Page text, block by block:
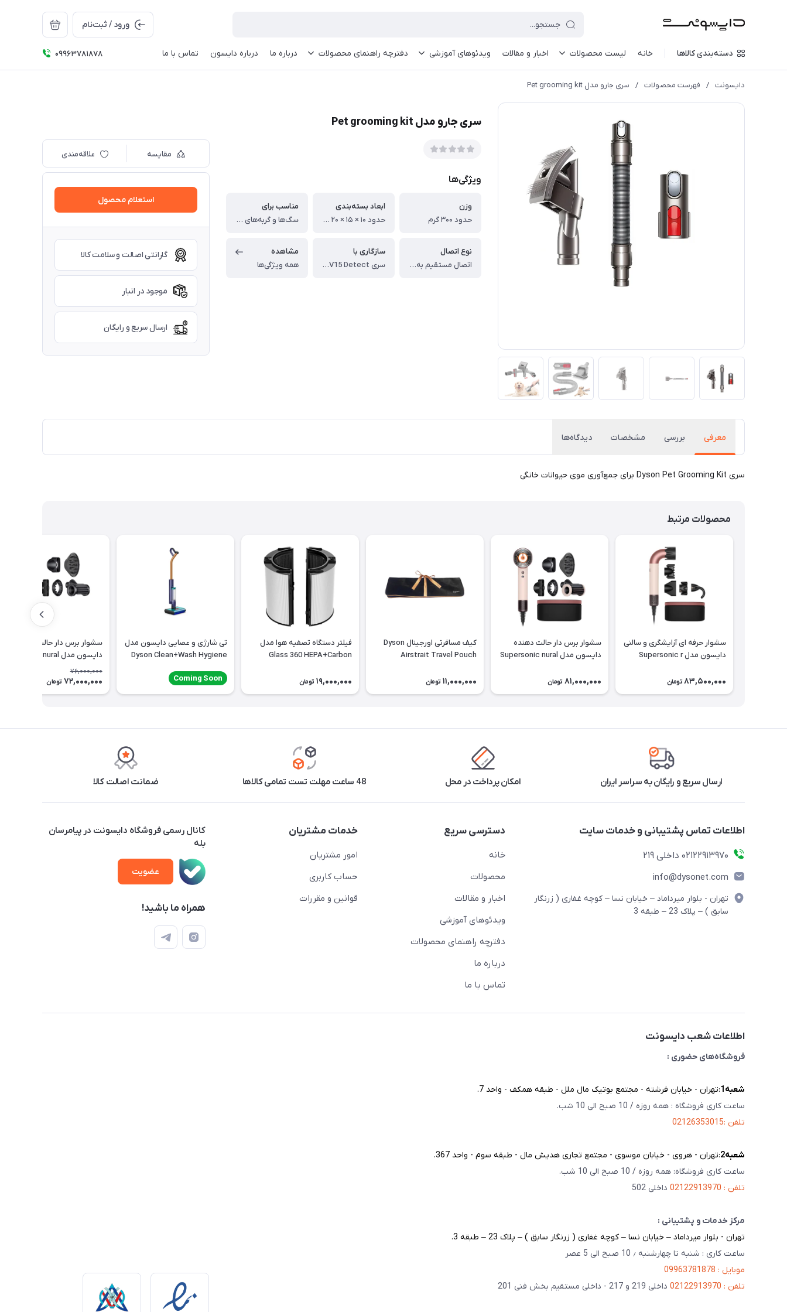
ورود / ثبت‌نام
دسته‌بندی کالاها خانه لیست محصولات اخبار و مقالات ویدئو‌های آموزشی دفترچه راهنمای محصولات درباره ما درباره دایسون تماس با ما 09963781878
دایسونت / فهرست محصولات / سری جارو مدل Pet grooming kit
سری جارو مدل Pet grooming kit
ویژگی‌ها
وزن
حدود ۳۰۰ گرم
ابعاد بسته‌بندی
حدود ۱۰ × ۱۵ × ۲۰ سانتی‌متر
مناسب برای
سگ‌ها و گربه‌های با موی متوسط تا بلند
نوع اتصال
اتصال مستقیم به لوله یا دسته‌ی جاروبرقی‌های دایسون
سازگاری با
سری V15 Detect ، سری Outsize ، سری V12 Detect Slim ، سری V11 ، سری Cyclone V10 ، سری V8 ، سری V7
مشاهده
همه ویژگی‌ها
مقایسه علاقه‌مندی
استعلام محصول
گارانتی اصالت و سلامت کالا
موجود در انبار
ارسال سریع و رایگان
معرفی بررسی مشخصات دیدگاه‌ها
سری Dyson Pet Grooming Kit برای جمع‌آوری موی حیوانات خانگی
محصولات مرتبط
سشوار حرفه ای آرایشگری و سالنی
دایسون مدل Supersonic r
83,500,000 تومان
سشوار برس دار حالت دهنده
دایسون مدل Supersonic nural
CPRG
81,000,000 تومان
کیف مسافرتی اورجینال Dyson
Airstrait Travel Pouch
11,000,000 تومان
فیلتر دستگاه تصفیه هوا مدل
Glass 360 HEPA+Carbon
19,000,000 تومان
تی شارژی و عصایی دایسون مدل
Dyson Clean+Wash Hygiene
Coming Soon
سشوار برس دار حالت دهنده
دایسون مدل Supersonic nural
HD16 CPATO
76,000,000
72,000,000 تومان
ارسال سریع و رایگان به سراسر ایران امکان پرداخت در محل 48 ساعت مهلت تست تمامی کالاها ضمانت اصالت کالا
اطلاعات تماس پشتیبانی و خدمات سایت
02122913970 داخلی 219
info@dysonet.com
تهران - بلوار میرداماد – خیابان نسا – کوچه غفاری ( زرنگار
سابق ) – پلاک 23 – طبقه 3
دسترسی سریع
خانه
محصولات
اخبار و مقالات
ویدئو‌های آموزشی
دفترچه راهنمای محصولات
درباره ما
تماس با ما
خدمات مشتریان
امور مشتریان
حساب کاربری
قوانین و مقررات
کانال رسمی فروشگاه دایسونت در پیامرسان
بله
عضویت
همراه ما باشید!
اطلاعات شعب دایسونت
فروشگاه‌های حضوری :
شعبه‌1 :تهران - خیابان فرشته - مجتمع بوتیک مال ملل - طبقه همکف - واحد 7.
ساعت کاری فروشگاه : همه روزه / 10 صبح الی 10 شب.
تلفن :02126353015
شعبه‌2 :تهران - هروی - خیابان موسوی - مجتمع تجاری هدیش مال - طبقه سوم - واحد 367.
ساعت کاری فروشگاه: همه روزه / 10 صبح الی 10 شب.
تلفن : 02122913970
داخلی 502
مرکز خدمات و پشتیبانی :
تهران - بلوار میرداماد – خیابان نسا – کوچه غفاری ( زرنگار سابق ) – پلاک 23 – طبقه 3.
ساعت کاری : شنبه تا چهارشنبه ٫ 10 صبح الی 5 عصر
موبایل : 09963781878
تلفن : 02122913970
داخلی 219 و 217 - داخلی مستقیم بخش فنی 201